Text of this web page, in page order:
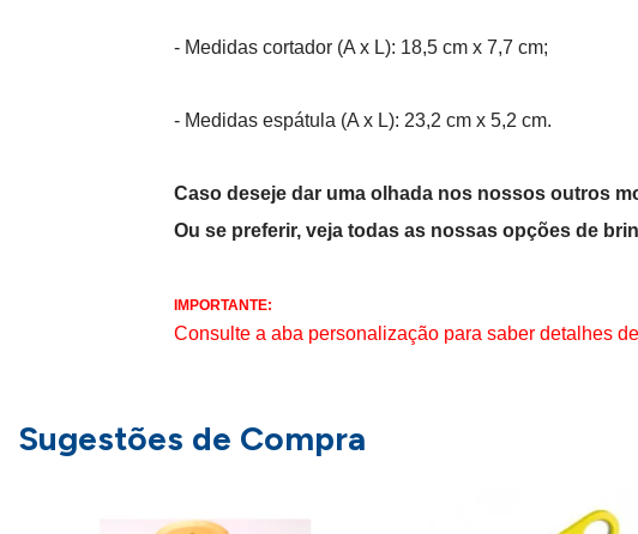
- Medidas cortador (A x L): 18,5 cm x 7,7 cm;
- Medidas espátula (A x L): 23,2 cm x 5,2 cm.
Caso deseje dar uma olhada nos nossos outros
Ou se preferir, veja todas as nossas opções de
IMPORTANTE:
Consulte a aba personalização para saber detalhes
Sugestões de Compra